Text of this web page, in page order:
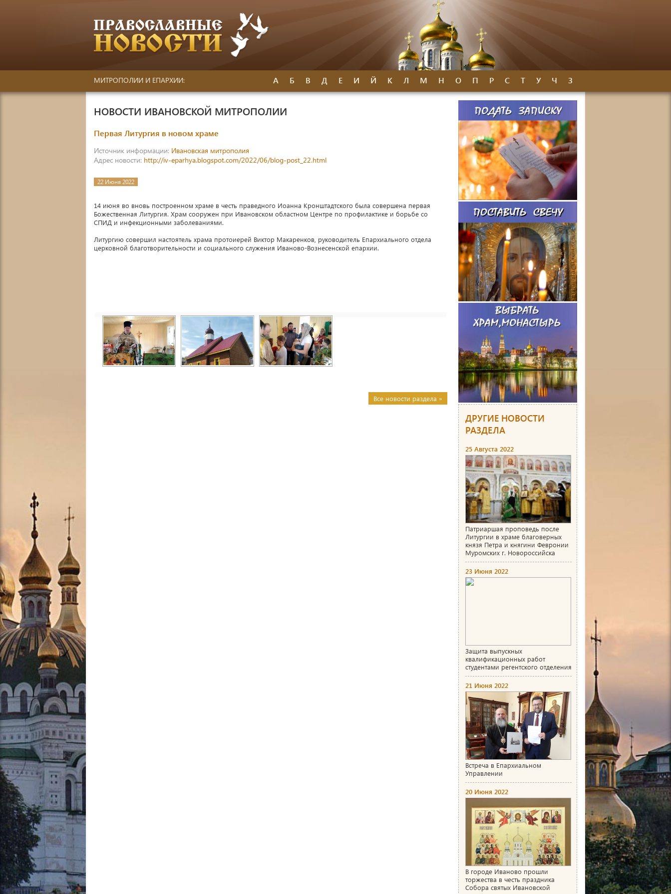
МИТРОПОЛИИ И ЕПАРХИИ: А Б В Д Е И Й К Л М Н О П Р С Т У Ч З
НОВОСТИ ИВАНОВСКОЙ МИТРОПОЛИИ
Первая Литургия в новом храме
Источник информации: Ивановская митрополия
Адрес новости: http://iv-eparhya.blogspot.com/2022/06/blog-post_22.html
22 Июня 2022
14 июня во вновь построенном храме в честь праведного Иоанна Кронштадтского была совершена первая
Божественная Литургия. Храм сооружен при Ивановском областном Центре по профилактике и борьбе со
СПИД и инфекционными заболеваниями.
Литургию совершил настоятель храма протоиерей Виктор Макаренков, руководитель Епархиального отдела
церковной благотворительности и социального служения Иваново-Вознесенской епархии.
Все новости раздела »
ДРУГИЕ НОВОСТИ
РАЗДЕЛА
25 Августа 2022
Патриаршая проповедь после
Литургии в храме благоверных
князя Петра и княгини Февронии
Муромских г. Новороссийска
23 Июня 2022
Защита выпускных
квалификационных работ
студентами регентского отделения
21 Июня 2022
Встреча в Епархиальном
Управлении
20 Июня 2022
В городе Иваново прошли
торжества в честь праздника
Собора святых Ивановской